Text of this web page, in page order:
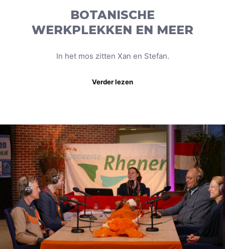
BOTANISCHE
WERKPLEKKEN EN MEER
In het mos zitten Xan en Stefan.
Verder lezen